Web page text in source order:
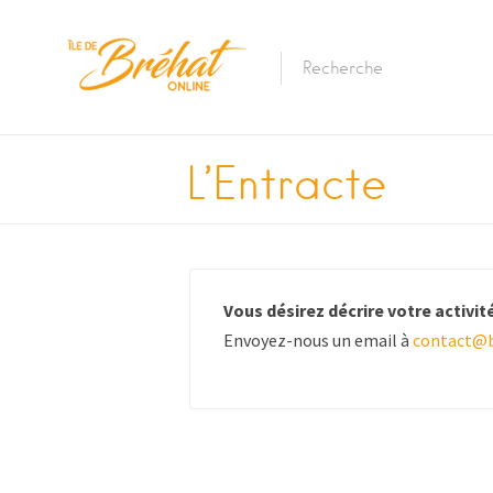
Location De Vélos
L’Entracte
Vous désirez décrire votre
Envoyez-nous un email à